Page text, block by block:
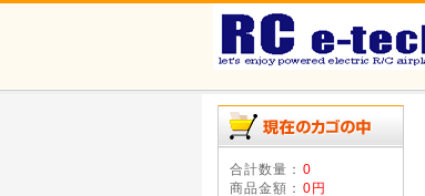
合計数量： 0
商品金額： 0円